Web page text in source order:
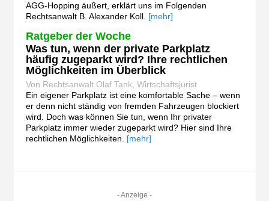
AGG-Hopping äußert, erklärt uns im Folgenden
Rechtsanwalt B. Alexander Koll. [mehr]
Ratgeber der Woche
Was tun, wenn der private Parkplatz
häufig zugeparkt wird? Ihre rechtlichen
Möglichkeiten im Überblick
Von Rechtsanwalt Olaf Tank, Wirtschaftsjurist
Ein eigener Parkplatz ist eine komfortable Sache – wenn
er denn nicht ständig von fremden Fahrzeugen blockiert
wird. Doch was können Sie tun, wenn Ihr privater
Parkplatz immer wieder zugeparkt wird? Hier sind Ihre
rechtlichen Möglichkeiten. [mehr]
- Anzeige -